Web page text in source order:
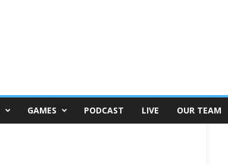
GAMES PODCAST LIVE OUR TEAM